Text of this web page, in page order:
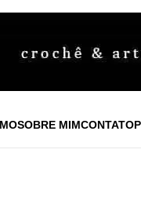
SOBRE MIMCONTATO